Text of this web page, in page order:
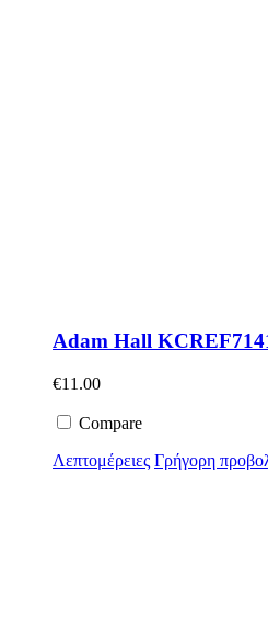
Adam Hall
€11.00
Compare
Λεπτομέρειες Γρήγορη